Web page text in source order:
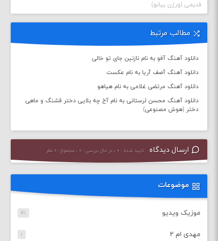
قدیمی (ورژن پیانو)
مطالب مرتبط
دانلود آهنگ آفو به نام نازنین جای تو خالی
دانلود آهنگ آصف آریا به نام عکست
دانلود آهنگ مرتضی غلامی به نام هیاهو
دانلود آهنگ محسن لرستانی به نام آخ چه بلایی دختر قشنگ و ماهی
دختر (هوش مصنوعی)
ارسال دیدگاه تایید شده : ۰ ، در حال بررسی : ۰ ، مجموع : ۰ نظر
موضوعات
موزیک ویدیو ۴۱
مهدی ام ۲ ۱